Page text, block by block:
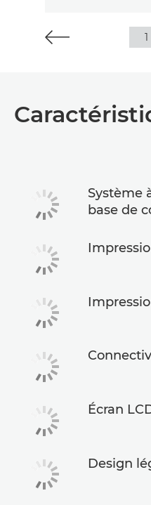
1
Système
base de
Écran
Design